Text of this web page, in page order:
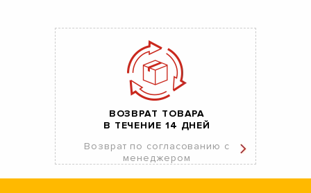
ВОЗВРАТ ТОВАРА
В ТЕЧЕНИЕ 14 ДНЕЙ
Возврат по согласованию с
менеджером